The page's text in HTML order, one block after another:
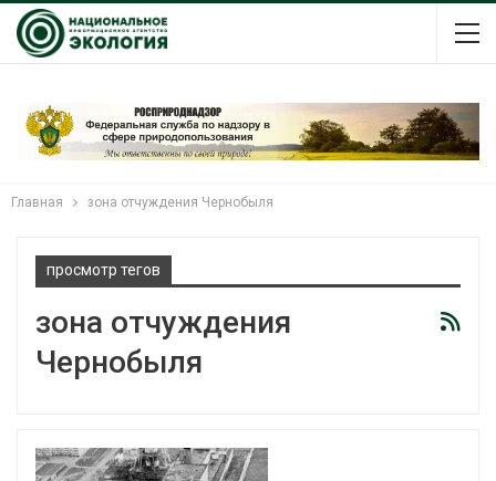
Главная зона отчуждения Чернобыля
просмотр тегов
зона отчуждения
Чернобыля